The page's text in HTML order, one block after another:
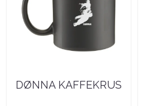
DØNNA KAFFEKRUS